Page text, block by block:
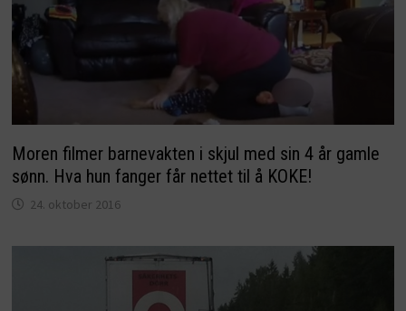
Moren filmer barnevakten i skjul med sin 4 år gamle
sønn. Hva hun fanger får nettet til å KOKE!
24. oktober 2016